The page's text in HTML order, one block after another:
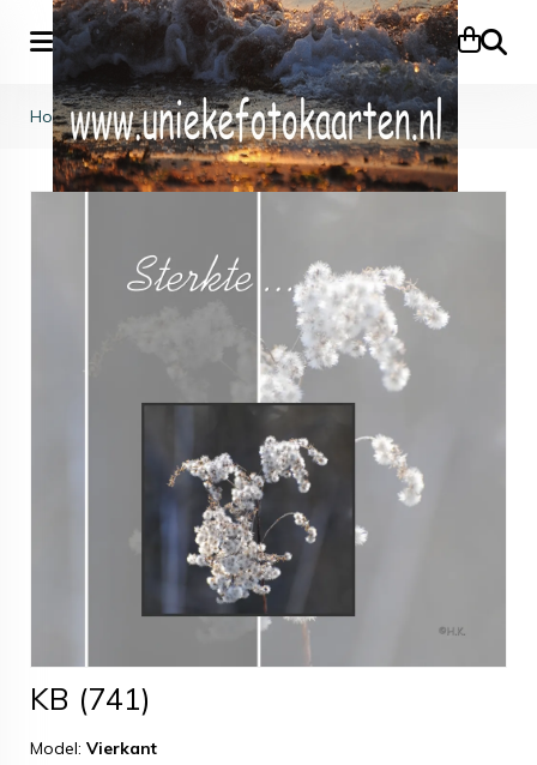
Zoeken
Home>Beterschap & Bemoediging>KB (741)
KB (741)
Model: Vierkant